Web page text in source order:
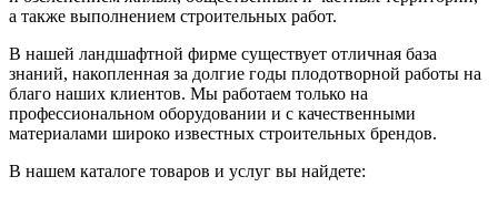
а также выполнением строительных работ.
В нашей ландшафтной фирме существует отличная база
знаний, накопленная за долгие годы плодотворной работы на
благо наших клиентов. Мы работаем только на
профессиональном оборудовании и с качественными
материалами широко известных строительных брендов.
В нашем каталоге товаров и услуг вы найдете: